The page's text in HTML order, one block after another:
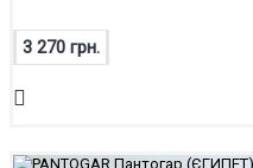
3 270 грн.